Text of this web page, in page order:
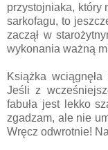
przystojniaka, który
sarkofagu, to
zaczął w
wykonania ważną
Książka
Jeśli z
fabuła jest lekko
zgadzam, ale nie
Wręcz odwrotnie!